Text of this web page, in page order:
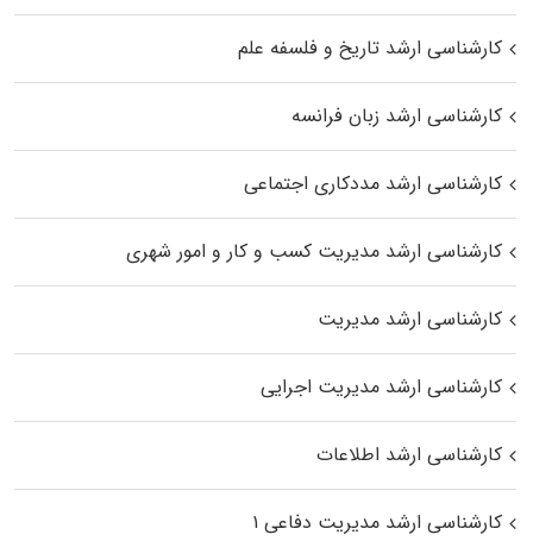
کارشناسی ارشد تاریخ و فلسفه علم
کارشناسی ارشد زبان فرانسه
کارشناسی ارشد مددکاری اجتماعی
کارشناسی ارشد مدیریت کسب و کار و امور شهری
کارشناسی ارشد مدیریت
کارشناسی ارشد مدیریت اجرایی
کارشناسی ارشد اطلاعات
کارشناسی ارشد مدیریت دفاعی ۱